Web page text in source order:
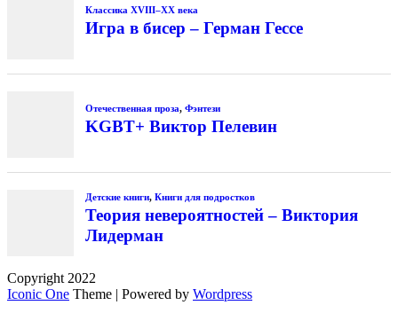
Copyright 2022
Iconic One Theme | Powered by Wordpress